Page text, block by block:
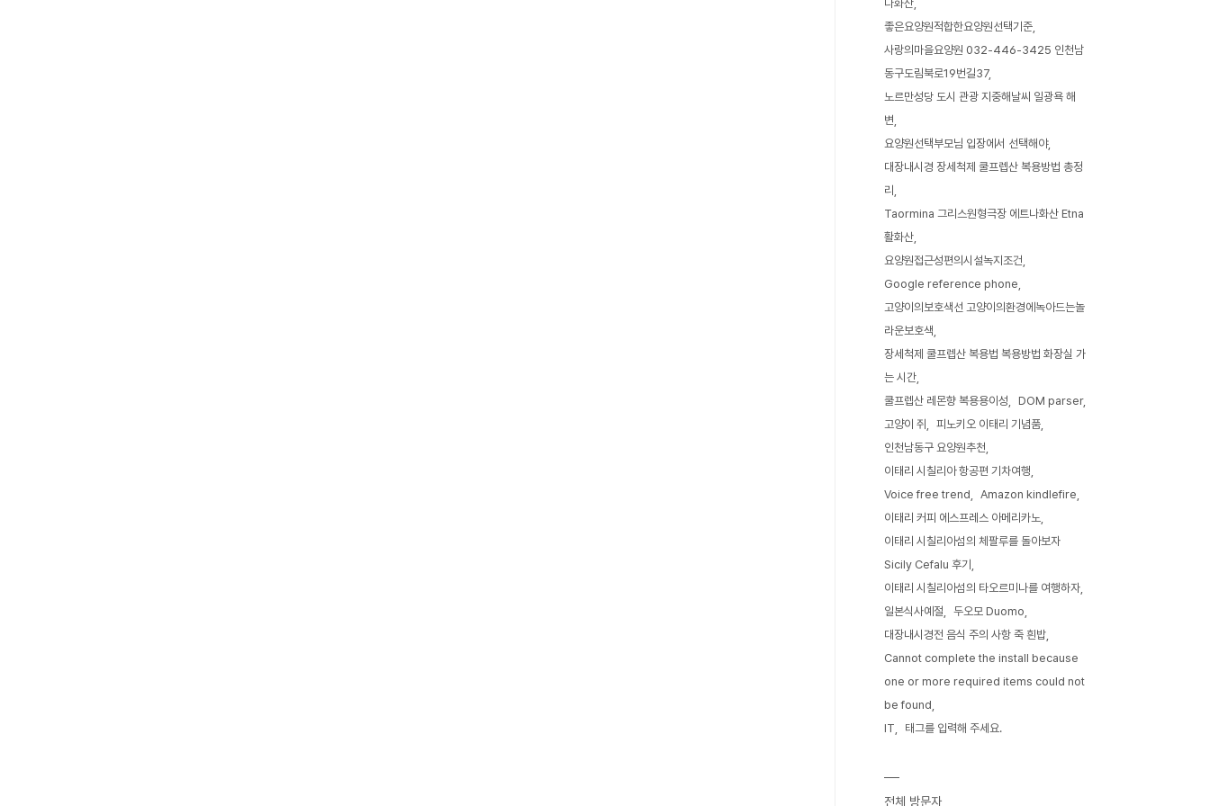
나화산
좋은요양원적합한요양원선택기준
사랑의마을요양원 032-446-3425 인천남
동구도림북로19번길37
노르만성당 도시 관광 지중해날씨 일광욕 해
변
요양원선택부모님 입장에서 선택해야
대장내시경 장세척제 쿨프렙산 복용방법 총정
리
Taormina 그리스원형극장 에트나화산 Etna
활화산
요양원접근성편의시설녹지조건
Google reference phone
고양이의보호색선 고양이의환경에녹아드는놀
라운보호색
장세척제 쿨프렙산 복용법 복용방법 화장실 가
는 시간
쿨프렙산 레몬향 복용용이성
DOM parser
고양이 쥐
피노키오 이태리 기념품
인천남동구 요양원추천
이태리 시칠리아 항공편 기차여행
Voice free trend
Amazon kindlefire
이태리 커피 에스프레스 아메리카노
이태리 시칠리아섬의 체팔루를 돌아보자
Sicily Cefalu 후기
이태리 시칠리아섬의 타오르미나를 여행하자
일본식사예절
두오모 Duomo
대장내시경전 음식 주의 사항 죽 흰밥
Cannot complete the install because
one or more required items could not
be found
IT
태그를 입력해 주세요.
전체 방문자